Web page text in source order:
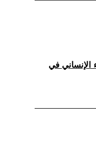
الإنساني في